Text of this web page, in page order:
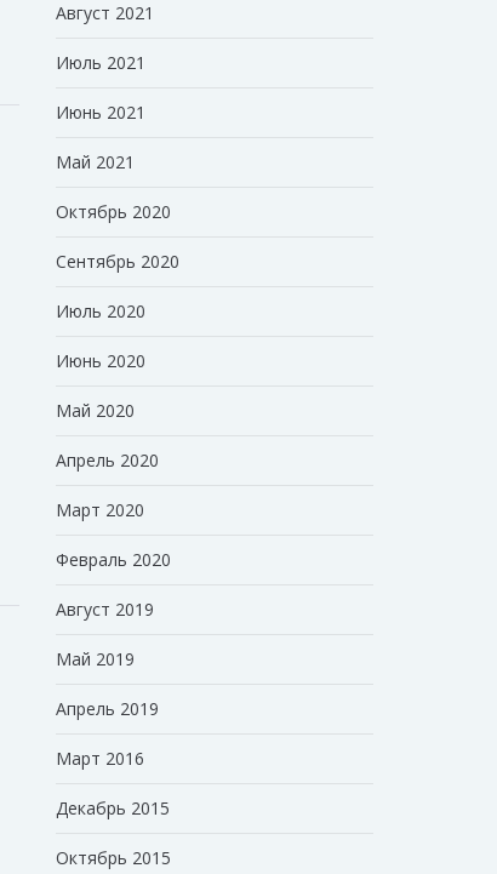
Август 2021
Июль 2021
Июнь 2021
Май 2021
Октябрь 2020
Сентябрь 2020
Июль 2020
Июнь 2020
Май 2020
Апрель 2020
Март 2020
Февраль 2020
Август 2019
Май 2019
Апрель 2019
Март 2016
Декабрь 2015
Октябрь 2015